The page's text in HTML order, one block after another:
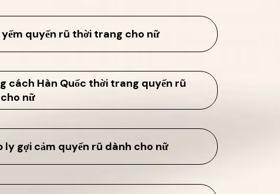
quyến rũ thời trang cho nữ
cách Hàn Quốc thời trang quyến rũ
cho nữ
ly gợi cảm quyến rũ dành cho nữ